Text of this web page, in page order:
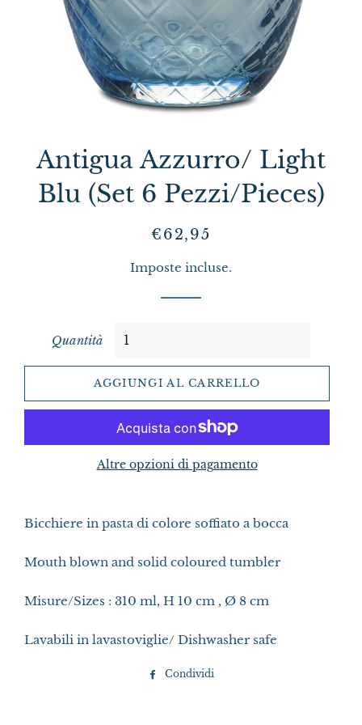
Antigua Azzurro/ Light
Blu (Set 6 Pezzi/Pieces)
Prezzo
listino
Prezzo
€62,95
Imposte incluse.
Quantità
AGGIUNGI AL CARRELLO
Altre opzioni di pagamento
Bicchiere in pasta di colore soffiato a bocca
Mouth blown and solid coloured tumbler
Misure/Sizes : 310 ml, H 10 cm , Ø 8 cm
Lavabili in lavastoviglie/ Dishwasher safe
Condividi